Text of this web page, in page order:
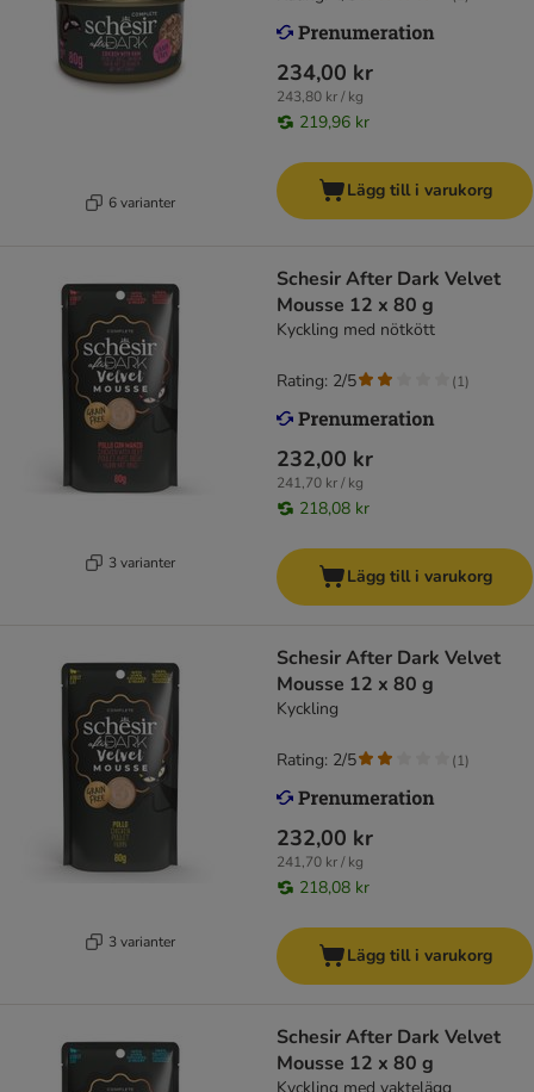
6 varianter
234,00 kr
243,80 kr / kg
219,96 kr
Lägg till i varukorg
3 varianter
Schesir After Dark Velvet
Mousse 12 x 80 g
Kyckling med nötkött
232,00 kr
241,70 kr / kg
218,08 kr
Rating: 2/5 (1)
Lägg till i varukorg
3 varianter
Schesir After Dark Velvet
Mousse 12 x 80 g
Kyckling
232,00 kr
241,70 kr / kg
218,08 kr
Rating: 2/5 (1)
Lägg till i varukorg
Schesir After Dark Velvet
Mousse 12 x 80 g